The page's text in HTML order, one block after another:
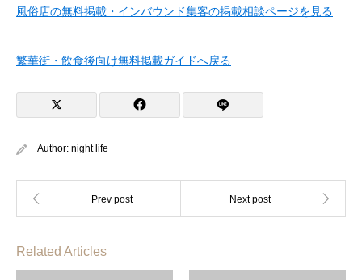
風俗店の無料掲載・インバウンド集客の掲載相談ページを見る
繁華街・飲食後向け無料掲載ガイドへ戻る
Author: night life
Related Articles